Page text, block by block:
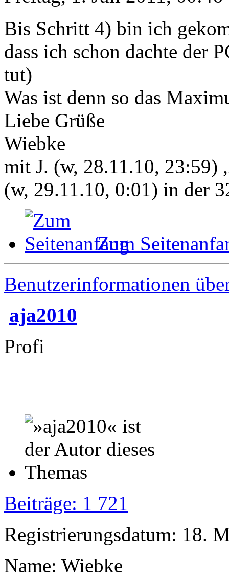
Bis Schritt 4) bin ich
dass ich schon dachte der
tut)
Was ist denn so das
Liebe Grüße
Wiebke
mit J. (w, 28.11.10, 23:59)
(w, 29.11.10, 0:01) in der
Zum
Benutzerinformationen
aja2010
Profi
Beiträge: 1 721
Registrierungsdatum: 18.
Name: Wiebke